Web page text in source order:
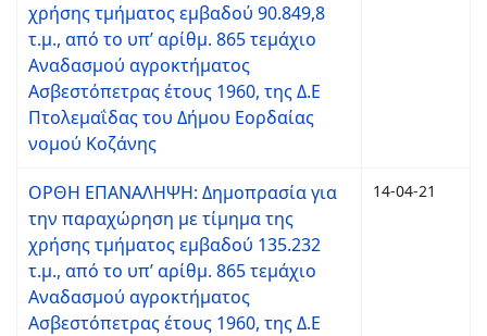
χρήσης τμήματος εμβαδού 90.849,8
τ.μ., από το υπ’ αρίθμ. 865 τεμάχιο
Αναδασμού αγροκτήματος
Ασβεστόπετρας έτους 1960, της Δ.Ε
Πτολεμαΐδας του Δήμου Εορδαίας
νομού Κοζάνης
ΟΡΘΗ ΕΠAΝΑΛΗΨΗ: Δημοπρασία για
την παραχώρηση με τίμημα της
χρήσης τμήματος εμβαδού 135.232
τ.μ., από το υπ’ αρίθμ. 865 τεμάχιο
Αναδασμού αγροκτήματος
Ασβεστόπετρας έτους 1960, της Δ.Ε
14-04-21